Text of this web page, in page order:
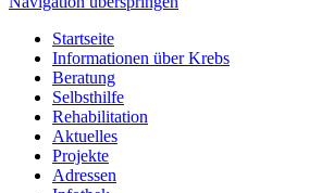
Startseite
Informationen über Krebs
Beratung
Selbsthilfe
Rehabilitation
Aktuelles
Projekte
Adressen